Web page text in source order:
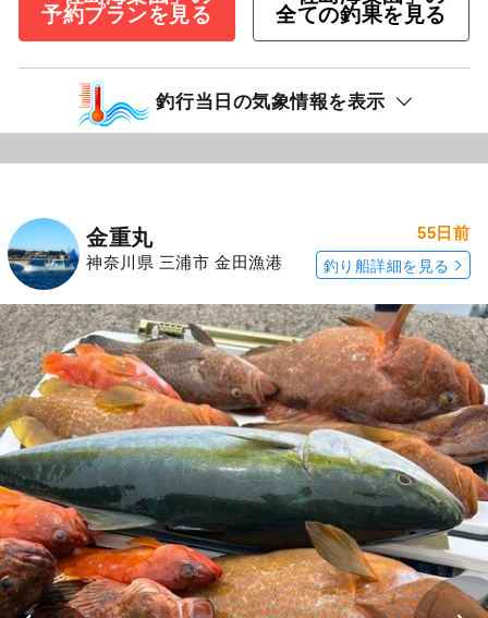
予約プランを見る
全ての釣果を見る
釣行当日の気象情報を表示
金重丸
神奈川県 三浦市 金田漁港
55日前
釣り船詳細を見る